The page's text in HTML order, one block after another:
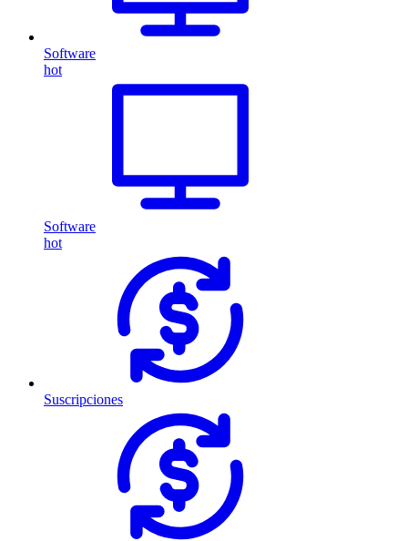
Software
hot
Software
hot
Suscripciones